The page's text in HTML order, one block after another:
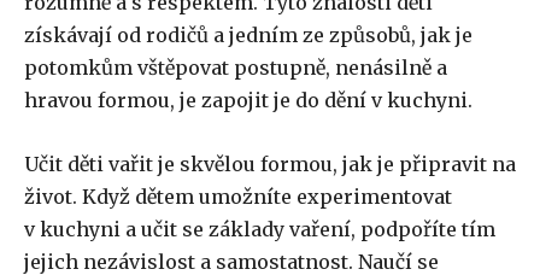
získávají od rodičů a jedním ze způsobů, jak je
potomkům vštěpovat postupně, nenásilně a
hravou formou, je zapojit je do dění v kuchyni.
Učit děti vařit je skvělou formou, jak je připravit na
život. Když dětem umožníte experimentovat
v kuchyni a učit se základy vaření, podpoříte tím
jejich nezávislost a samostatnost. Naučí se